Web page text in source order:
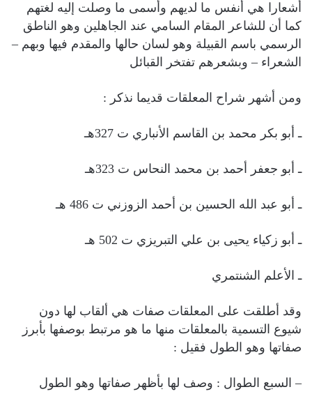
أشعارا هي أنفس ما لديهم وأسمى ما وصلت إليه لغتهم
كما أن للشاعر المقام السامي عند الجاهلين وهو الناطق
الرسمي باسم القبيلة وهو لسان حالها والمقدم فيها وبهم –
الشعراء – وبشعرهم تفتخر القبائل
ومن أشهر شراح المعلقات قديما نذكر :
ـ أبو بكر محمد بن القاسم الأنباري ت 327هـ
ـ أبو جعفر أحمد بن محمد النحاس ت 323هـ
ـ أبو عبد الله الحسين بن أحمد الزوزني ت 486 هـ
ـ أبو زكياء يحيى بن علي التبريزي ت 502 هـ
ـ الأعلم الشنتمري
وقد أطلقت على المعلقات صفات هي ألقاب لها دون
شيوع التسمية بالمعلقات منها ما هو مرتبط بوصفها بأبرز
صفاتها وهو الطول فقيل :
– السبع الطوال : وصف لها بأظهر صفاتها وهو الطول